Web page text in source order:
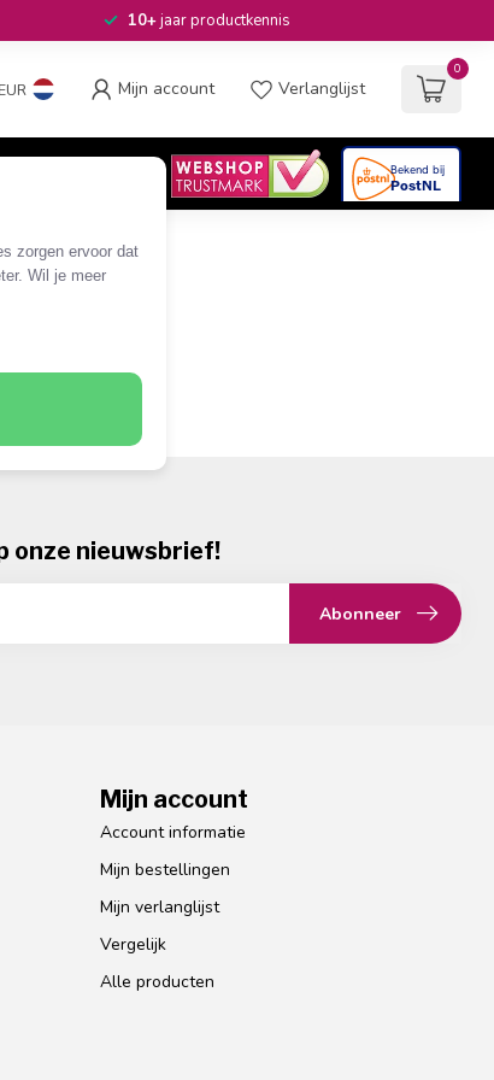
zorgen ervoor dat
Wil je meer
10+jaar productkennis
EUR Mijn account Verlanglijst
0
onze nieuwsbrief!
Abonneer
Mijn account
Account informatie
Mijn bestellingen
Mijn verlanglijst
Vergelijk
Alle producten